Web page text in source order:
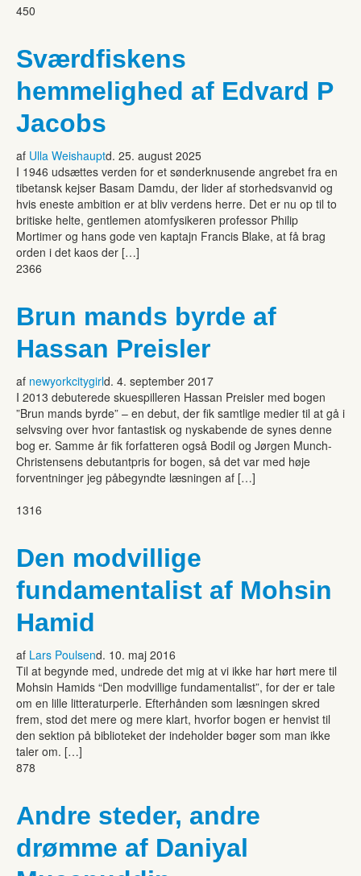
450
Sværdfiskens
hemmelighed af Edvard P
Jacobs
af Ulla Weishauptd. 25. august 2025
I 1946 udsættes verden for et sønderknusende angrebet fra en
tibetansk kejser Basam Damdu, der lider af storhedsvanvid og
hvis eneste ambition er at bliv verdens herre. Det er nu op til to
britiske helte, gentlemen atomfysikeren professor Philip
Mortimer og hans gode ven kaptajn Francis Blake, at få brag
orden i det kaos der […]
2366
Brun mands byrde af
Hassan Preisler
af newyorkcitygirld. 4. september 2017
I 2013 debuterede skuespilleren Hassan Preisler med bogen
”Brun mands byrde” – en debut, der fik samtlige medier til at gå i
selvsving over hvor fantastisk og nyskabende de synes denne
bog er. Samme år fik forfatteren også Bodil og Jørgen Munch-
Christensens debutantpris for bogen, så det var med høje
forventninger jeg påbegyndte læsningen af […]
1316
Den modvillige
fundamentalist af Mohsin
Hamid
af Lars Poulsend. 10. maj 2016
Til at begynde med, undrede det mig at vi ikke har hørt mere til
Mohsin Hamids “Den modvillige fundamentalist”, for der er tale
om en lille litteraturperle. Efterhånden som læsningen skred
frem, stod det mere og mere klart, hvorfor bogen er henvist til
den sektion på biblioteket der indeholder bøger som man ikke
taler om. […]
878
Andre steder, andre
drømme af Daniyal